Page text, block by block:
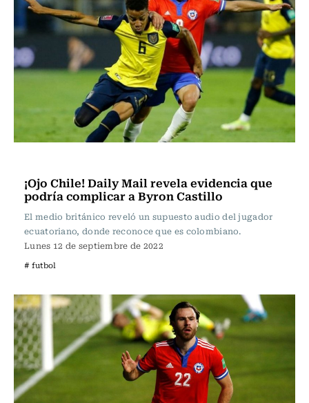
¡Ojo Chile! Daily Mail revela evidencia que
podría complicar a Byron Castillo
El medio británico reveló un supuesto audio del jugador
ecuatoriano, donde reconoce que es colombiano.
Lunes 12 de septiembre de 2022
# futbol